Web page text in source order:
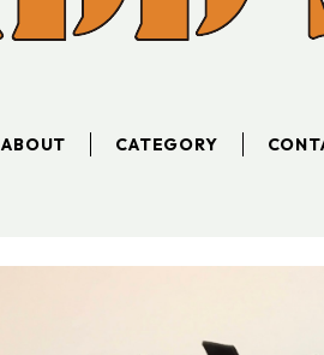
ABOUT CATEGORY